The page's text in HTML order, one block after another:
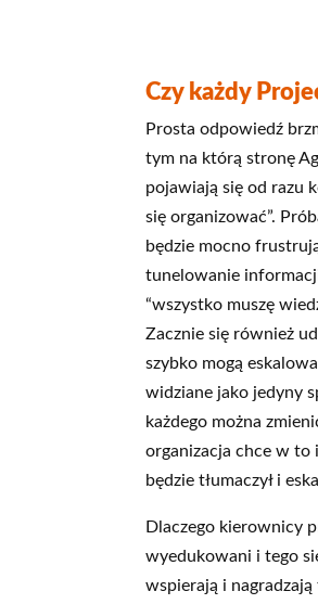
Czy każdy
Prosta odpowiedź
tym na którą stronę
pojawiają się od razu
się organizować”.
będzie mocno
tunelowanie
“wszystko muszę
Zacznie się również
szybko mogą
widziane jako jedyny
każdego można
organizacja chce w to
będzie tłumaczył i
Dlaczego kierownicy
wyedukowani i tego
wspierają i